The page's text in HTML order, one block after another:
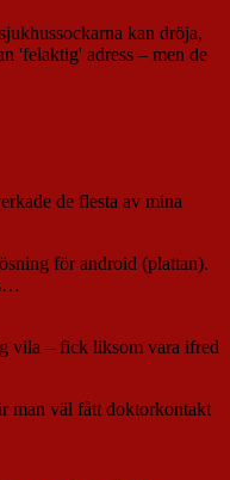
kan dröja,
'felaktig' adress – men de
de flesta av mina
för android (plattan).
vila – fick liksom vara ifred
man väl fått doktorkontakt